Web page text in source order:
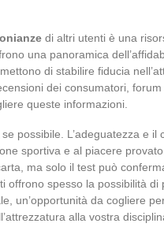
di altri utenti è una
una panoramica
di stabilire fiducia
dei consumatori,
queste informazioni.
possibile. L’adeguatezza e il
sportiva e al piacere
ma solo il test può
offrono spesso la possibilità di
un’opportunità da cogliere
alla vostra